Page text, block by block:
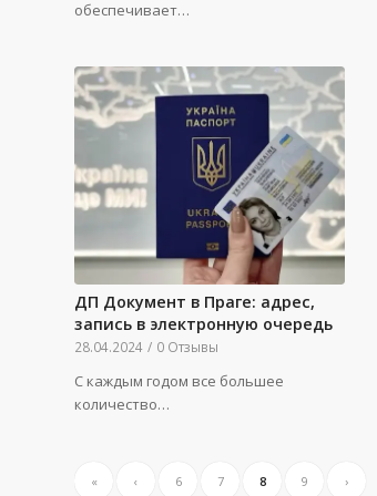
обеспечивает…
ДП Документ в Праге: адрес,
запись в электронную очередь
28.04.2024 / 0 Отзывы
С каждым годом все большее
количество…
« ‹ 6 7 8 9 ›